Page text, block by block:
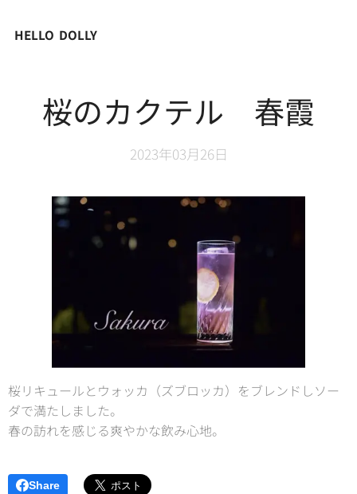
HELLO DOLLY
桜のカクテル 春霞
2023年03月26日
桜リキュールとウォッカ（ズブロッカ）をブレンドしソー
ダで満たしました。
春の訪れを感じる爽やかな飲み心地。
Share